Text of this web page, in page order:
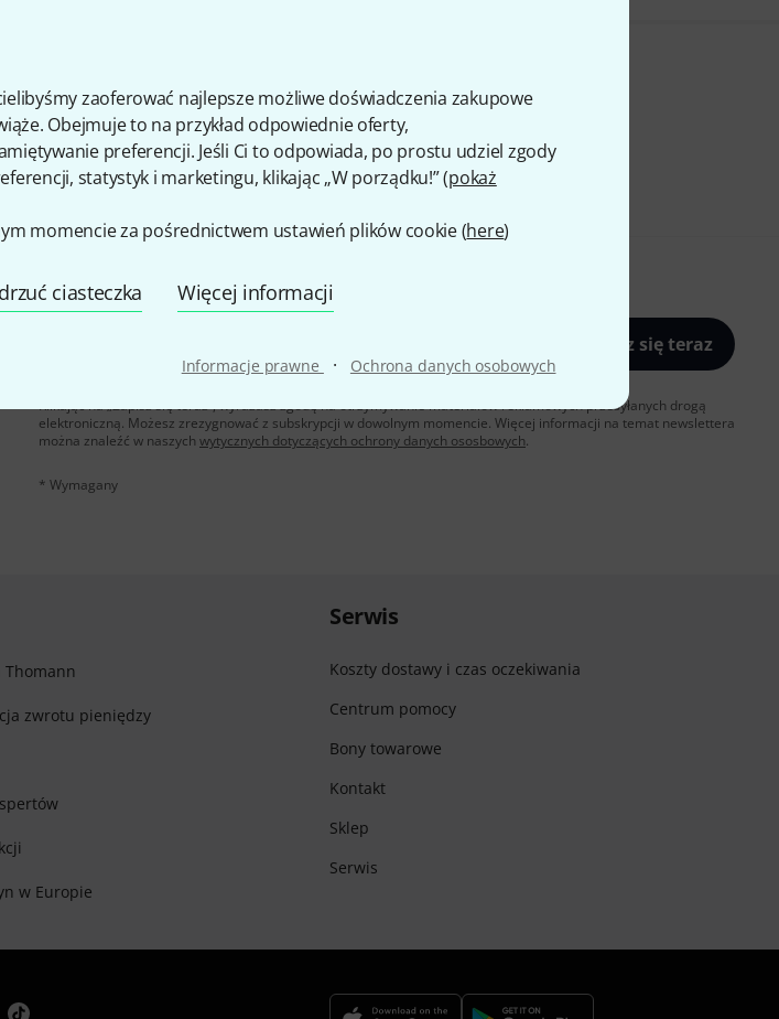
zaoferować najlepsze możliwe doświadczenia zakupowe
Obejmuje to na przykład odpowiednie oferty,
preferencji. Jeśli Ci to odpowiada, po prostu udziel zgody
statystyk i marketingu, klikając „W porządku!” (pokaż
momencie za pośrednictwem ustawień plików cookie (here)
ciasteczka Więcej informacji
Informacje prawne · Ochrona danych osobowych
się to co widzisz?
Pomoc i opinie
Zapisz się teraz
Klikając na „Zapisz się teraz”, wyrażasz zgodę na otrzymywanie materialów reklamowych przesyłanych drogą
elektroniczną. Możesz zrezygnować z subskrypcji w dowolnym momencie. Więcej informacji na temat newslettera
można znaleźć w naszych wytycznych dotyczących ochrony danych ososbowych.
* Wymagany
Thomann
zwrotu pieniędzy
w Europie
Serwis
Koszty dostawy i czas oczekiwania
Centrum pomocy
Bony towarowe
Kontakt
Sklep
Serwis